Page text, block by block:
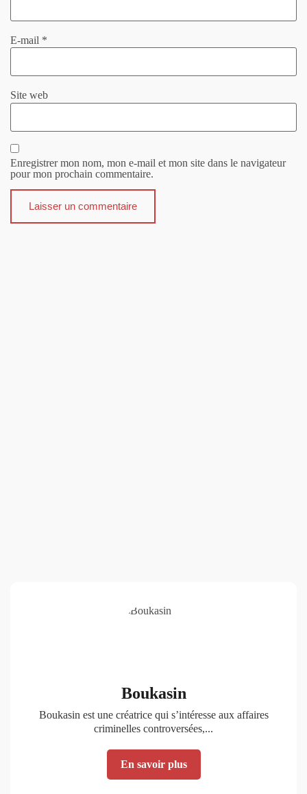
E-mail *
Site web
Enregistrer mon nom, mon e-mail et mon site dans le navigateur
pour mon prochain commentaire.
Boukasin
Boukasin est une créatrice qui s’intéresse aux affaires
criminelles controversées,...
En savoir plus